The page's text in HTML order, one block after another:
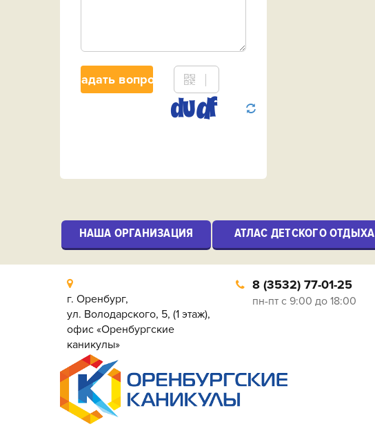
НАША ОРГАНИЗАЦИЯ АТЛАС ДЕТСКОГО ОТДЫХА
г. Оренбург,
ул. Володарского, 5, (1 этаж),
офис «Оренбургские
каникулы»
8 (3532) 77-01-25
пн-пт с 9:00 до 18:00